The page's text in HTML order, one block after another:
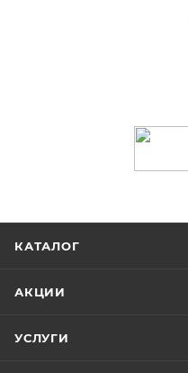
КАТАЛОГ
АКЦИИ
УСЛУГИ